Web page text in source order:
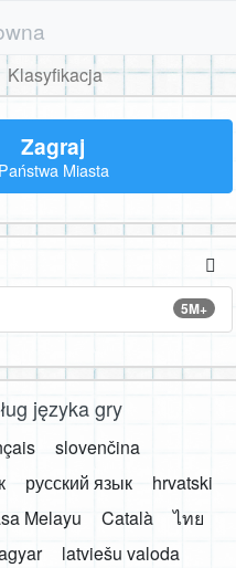
Klasyfikacja
Zagraj
Państwa Miasta
5M+
języka gry
slovenčina
русский язык
hrvatski
Melayu Català
ไทย
latviešu valoda